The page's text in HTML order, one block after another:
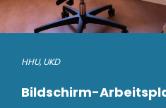
HHU,UKD
Bildschirm-